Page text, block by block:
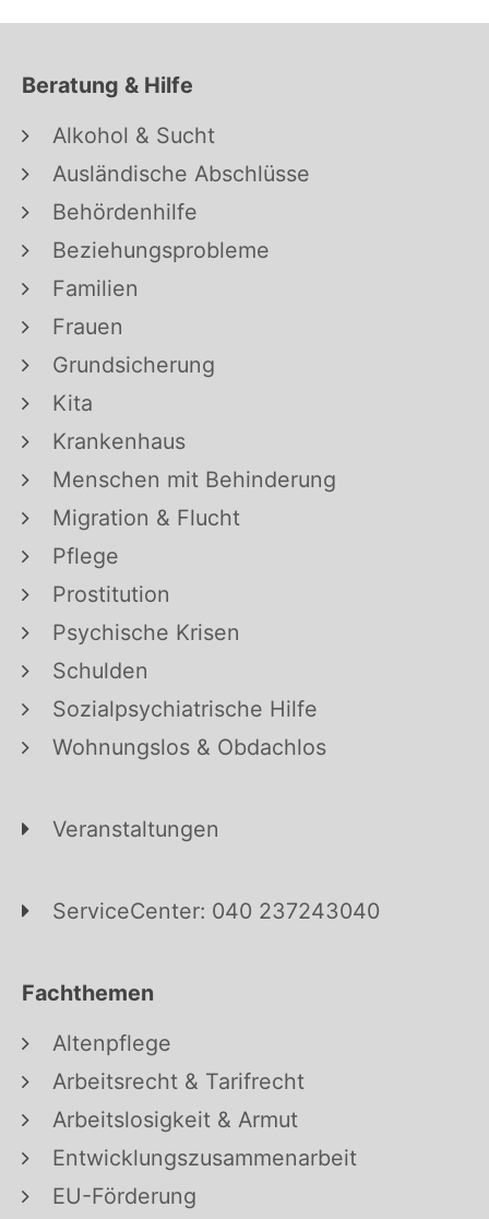
Beratung & Hilfe
Alkohol & Sucht
Ausländische Abschlüsse
Behördenhilfe
Beziehungsprobleme
Familien
Frauen
Grundsicherung
Kita
Krankenhaus
Menschen mit Behinderung
Migration & Flucht
Pflege
Prostitution
Psychische Krisen
Schulden
Sozialpsychiatrische Hilfe
Wohnungslos & Obdachlos
Veranstaltungen
ServiceCenter: 040 237243040
Fachthemen
Altenpflege
Arbeitsrecht & Tarifrecht
Arbeitslosigkeit & Armut
Entwicklungszusammenarbeit
EU-Förderung